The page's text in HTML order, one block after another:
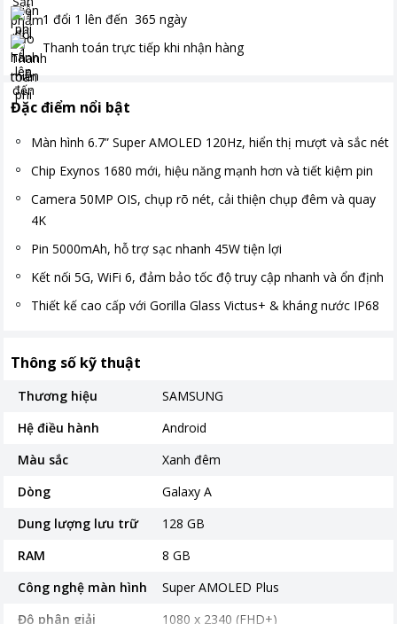
1 đổi 1 lên đến 365 ngày
Thanh toán trực tiếp khi nhận hàng
Đặc điểm nổi bật
Màn hình 6.7” Super AMOLED 120Hz, hiển thị mượt và sắc nét
Chip Exynos 1680 mới, hiệu năng mạnh hơn và tiết kiệm pin
Camera 50MP OIS, chụp rõ nét, cải thiện chụp đêm và quay
4K
Pin 5000mAh, hỗ trợ sạc nhanh 45W tiện lợi
Kết nối 5G, WiFi 6, đảm bảo tốc độ truy cập nhanh và ổn định
Thiết kế cao cấp với Gorilla Glass Victus+ & kháng nước IP68
Thông số kỹ thuật
Thương hiệu
SAMSUNG
Hệ điều hành
Android
Màu sắc
Xanh đêm
Dòng
Galaxy A
Dung lượng lưu trữ
128 GB
RAM
8 GB
Công nghệ màn hình
Super AMOLED Plus
Độ phân giải
1080 x 2340 (FHD+)